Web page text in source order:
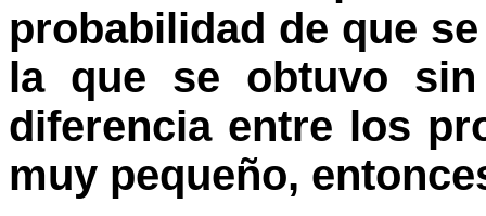
probabilidad de que
la que se obtuvo
diferencia entre los
muy pequeño,